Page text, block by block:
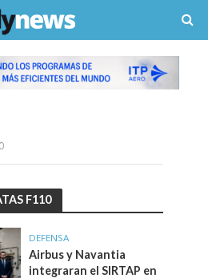
F110
DEFENSA
Airbus y Navantia
integraran el SIRTAP en